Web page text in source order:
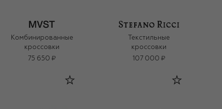
Комбинированные
кроссовки
75 650 ₽
Текстильные
кроссовки
107 000 ₽